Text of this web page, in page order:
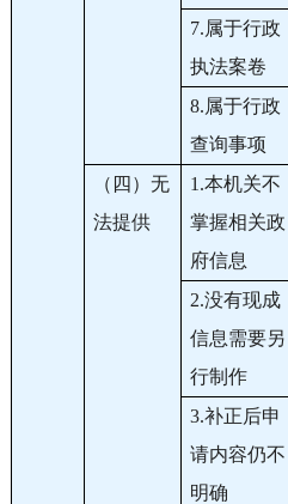
7.属于行政
执法案卷
8.属于行政
查询事项
（四）无
法提供
1.本机关不
掌握相关政
府信息
2.没有现成
信息需要另
行制作
3.补正后申
请内容仍不
明确